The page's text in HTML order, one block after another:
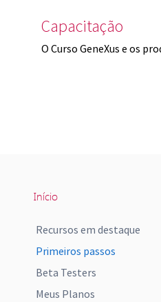
Capacitação
O Curso GeneXus e os
Início
Recursos em destaque
Primeiros passos
Beta Testers
Meus Planos